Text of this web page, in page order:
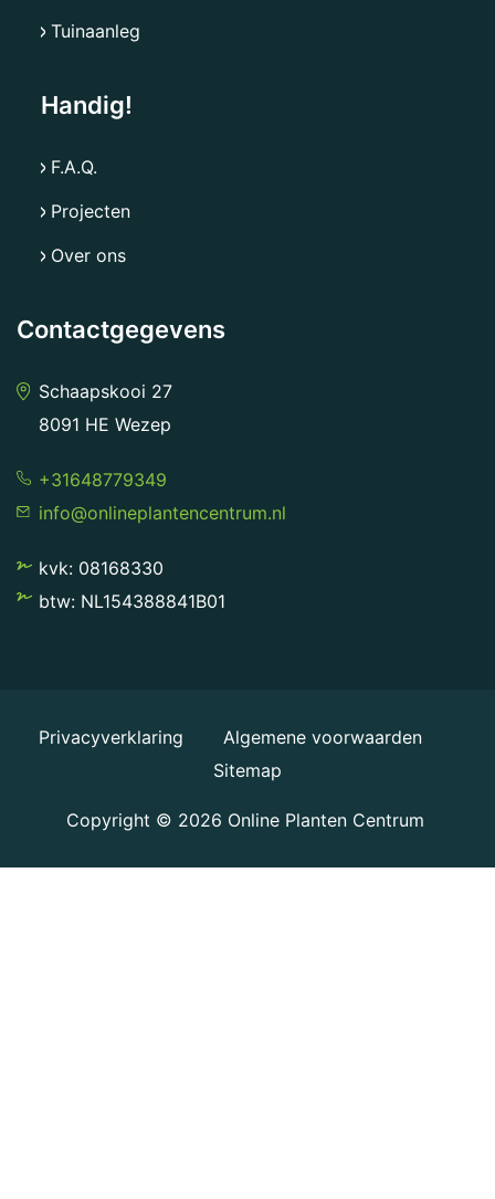
Tuinaanleg
Handig!
F.A.Q.
Projecten
Over ons
Contactgegevens
Schaapskooi 27
8091 HE Wezep
+31648779349
info@onlineplantencentrum.nl
kvk: 08168330
btw: NL154388841B01
Privacyverklaring
Algemene voorwaarden
Sitemap
Copyright © 2026 Online Planten Centrum